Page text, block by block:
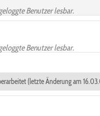
Benutzer lesbar.
Benutzer lesbar.
(letzte Änderung am